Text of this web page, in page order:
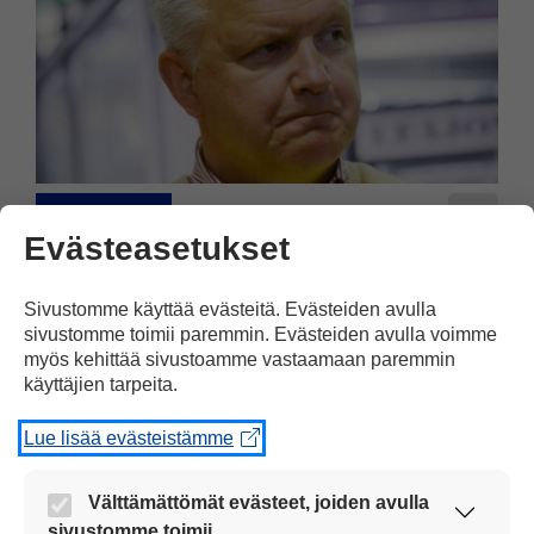
Olli Rehn ehkä mukaan EU-
vaaleihin
Talouskomissaari Olli Rehn on lähdössä
mukaan Euroopan parlamentin
vaaleihin ensi keväänä.
Evästeasetukset
Sivustomme käyttää evästeitä. Evästeiden avulla
sivustomme toimii paremmin. Evästeiden avulla voimme
myös kehittää sivustoamme vastaamaan paremmin
käyttäjien tarpeita.
Lue lisää evästeistämme
Välttämättömät evästeet, joiden avulla